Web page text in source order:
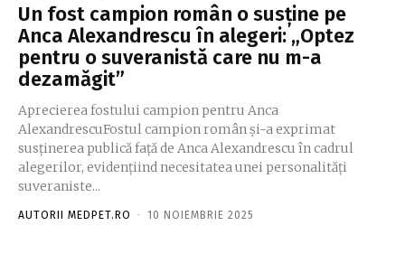
Un fost campion român o susține pe
Anca Alexandrescu în alegeri: „Optez
pentru o suveranistă care nu m-a
dezamăgit”
Aprecierea fostului campion pentru Anca
AlexandrescuFostul campion român și-a exprimat
susținerea publică față de Anca Alexandrescu în cadrul
alegerilor, evidențiind necesitatea unei personalități
suveraniste...
AUTORII MEDPET.RO - 10 NOIEMBRIE 2025